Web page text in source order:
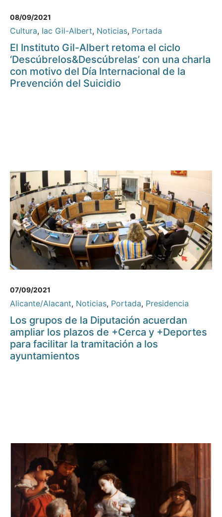
08/09/2021
Cultura, Iac Gil-Albert, Noticias, Portada
El Instituto Gil-Albert retoma el ciclo
‘Descúbrelos&Descúbrelas’ con una charla
con motivo del Día Internacional de la
Prevención del Suicidio
07/09/2021
Alicante/Alacant, Noticias, Portada, Presidencia
Los grupos de la Diputación acuerdan
ampliar los plazos de +Cerca y +Deportes
para facilitar la tramitación a los
ayuntamientos